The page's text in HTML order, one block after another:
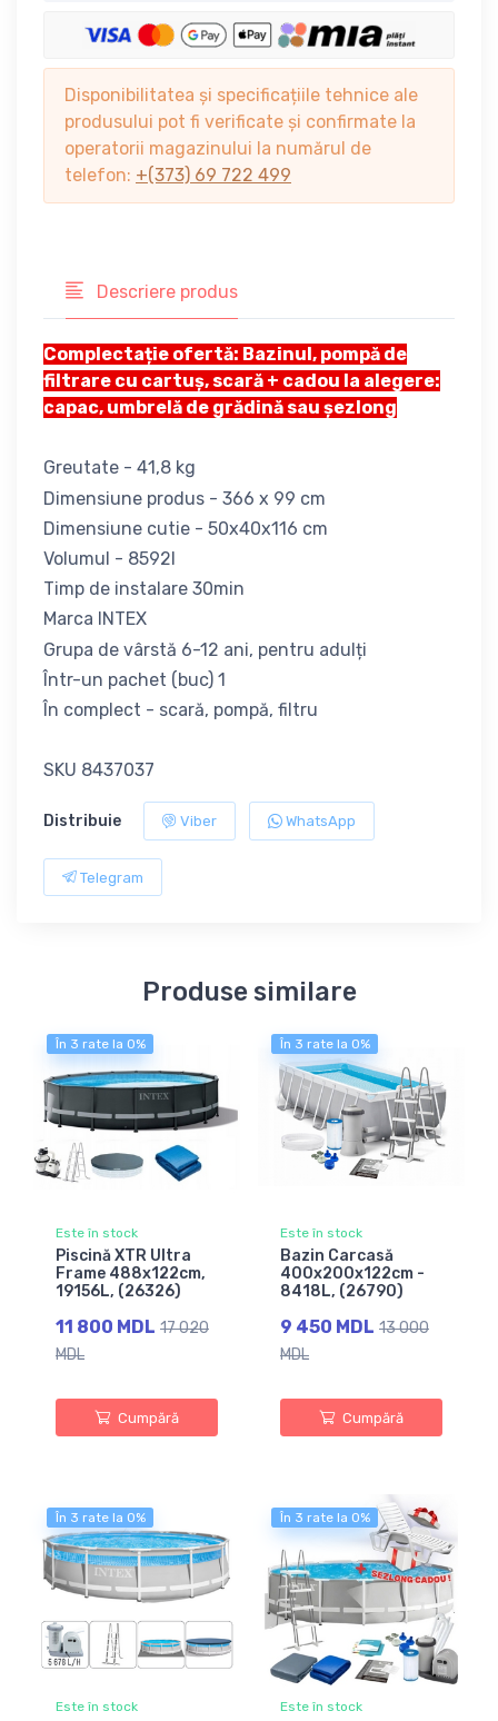
Disponibilitatea și specificațiile tehnice ale
produsului pot fi verificate și confirmate la
operatorii magazinului la numărul de
telefon: +(373) 69 722 499
Descriere produs
Complectație ofertă: Bazinul, pompă de
filtrare cu cartuș, scară + cadou la alegere:
capac, umbrelă de grădină sau șezlong
Greutate - 41,8 kg
Dimensiune produs - 366 x 99 cm
Dimensiune cutie - 50x40x116 cm
Volumul - 8592l
Timp de instalare 30min
Marca INTEX
Grupa de vârstă 6-12 ani, pentru adulți
Într-un pachet (buc) 1
În complect - scară, pompă, filtru
SKU 8437037
Distribuie Viber WhatsApp
Telegram
Produse similare
În 3 rate la 0%
Este în stock
Piscină XTR Ultra
Frame 488x122cm,
19156L, (26326)
11 800 MDL 17 020
MDL
Cumpără
În 3 rate la 0%
Este în stock
Bazin Carcasă
400x200x122cm -
8418L, (26790)
9 450 MDL 13 000
MDL
Cumpără
În 3 rate la 0%
Este în stock
În 3 rate la 0%
Este în stock